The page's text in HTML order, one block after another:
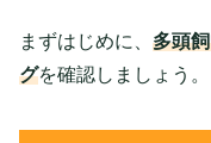
まずはじめに、 多頭
グを確認しましょう。